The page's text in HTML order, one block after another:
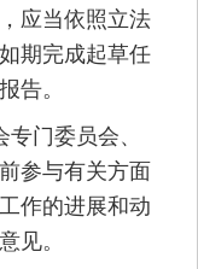
应当依照立法
期完成起草任
告。
门委员会、
参与有关方面
作的进展和动
见。